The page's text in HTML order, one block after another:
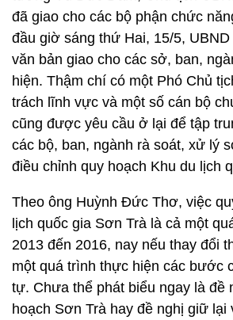
đã giao cho các bộ phận chức
đầu giờ sáng thứ Hai, 15/5,
văn bản giao cho các sở, ban,
hiện. Thậm chí có một Phó Chủ
trách lĩnh vực và một số cán bộ
cũng được yêu cầu ở lại để tập
các bộ, ban, ngành rà soát, xử lý
điều chỉnh quy hoạch Khu du lịch
Theo ông Huỳnh Đức Thơ, việc
lịch quốc gia Sơn Trà là cả một
2013 đến 2016, nay nếu thay đổi
một quá trình thực hiện các bước
tự. Chưa thể phát biểu ngay là đề
hoạch Sơn Trà hay đề nghị giữ